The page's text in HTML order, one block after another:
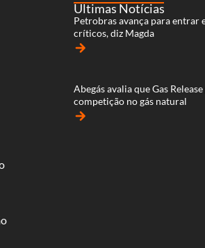
Últimas Notícias
Petrobras avança para entrar
críticos, diz Magda
arrow_forward
Abegás avalia que Gas
competição no gás natural
arrow_forward